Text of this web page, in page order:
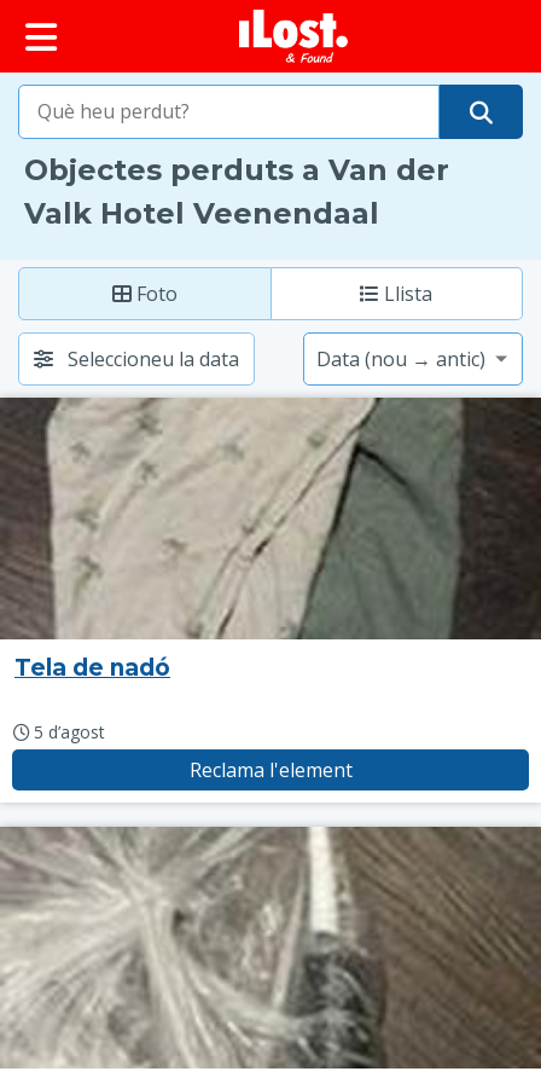
principal
iLost (Països Baixos)
Objectes perduts a Van der
Valk Hotel Veenendaal
Foto Llista
Seleccioneu la data
Tela de nadó
5 d’agost
Reclama l'element